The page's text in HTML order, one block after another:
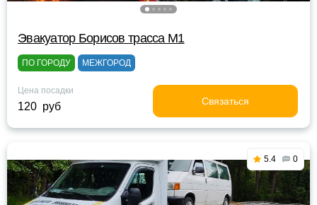
Эвакуатор Борисов трасса М1
ПО ГОРОДУ МЕЖГОРОД
Цена посадки
120 руб Связаться
5.4 0